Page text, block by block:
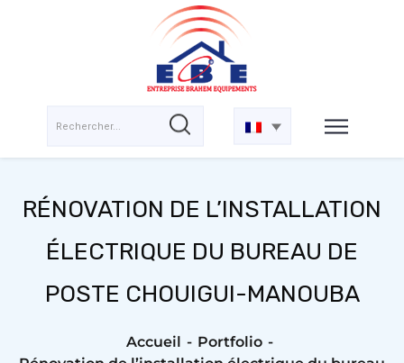
RÉNOVATION DE L’INSTALLATION
ÉLECTRIQUE DU BUREAU DE
POSTE CHOUIGUI-MANOUBA
Accueil
Portfolio